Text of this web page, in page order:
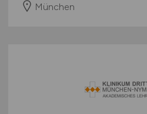
München